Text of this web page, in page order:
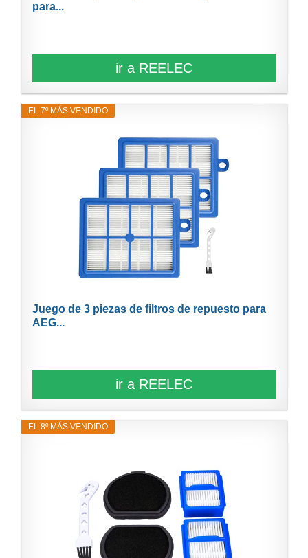
para...
ir a REELEC
EL 7º MÁS VENDIDO
Juego de 3 piezas de filtros de repuesto para
AEG...
ir a REELEC
EL 8º MÁS VENDIDO